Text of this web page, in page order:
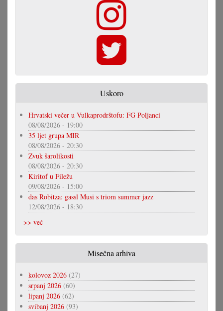
Uskoro
Hrvatski večer u Vulkaprodrštofu: FG Poljanci
08/08/2026 - 19:00
35 ljet grupa MIR
08/08/2026 - 20:30
Zvuk šarolikosti
08/08/2026 - 20:30
Kiritof u Filežu
09/08/2026 - 15:00
das Robitza: gassl Musi s triom summer jazz
12/08/2026 - 18:30
>> već
Misečna arhiva
kolovoz 2026 (27)
srpanj 2026 (60)
lipanj 2026 (62)
svibanj 2026 (93)